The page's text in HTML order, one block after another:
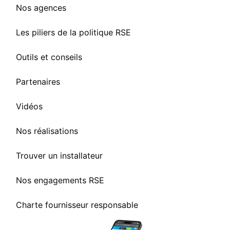
Nos agences
Les piliers de la politique RSE
Outils et conseils
Partenaires
Vidéos
Nos réalisations
Trouver un installateur
Nos engagements RSE
Charte fournisseur responsable